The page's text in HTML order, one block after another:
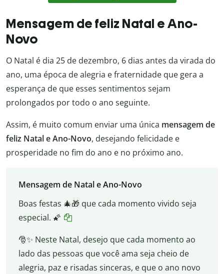
Mensagem de feliz Natal e Ano-
Novo
O Natal é dia 25 de dezembro, 6 dias antes da virada do
ano, uma época de alegria e fraternidade que gera a
esperança de que esses sentimentos sejam
prolongados por todo o ano seguinte.
Assim, é muito comum enviar uma única mensagem de
feliz Natal e Ano-Novo, desejando felicidade e
prosperidade no fim do ano e no próximo ano.
Mensagem de Natal e Ano-Novo
Boas festas 🎄🎁 que cada momento vivido seja
especial. 🌠
🎅✨ Neste Natal, desejo que cada momento ao
lado das pessoas que você ama seja cheio de
alegria, paz e risadas sinceras, e que o ano novo